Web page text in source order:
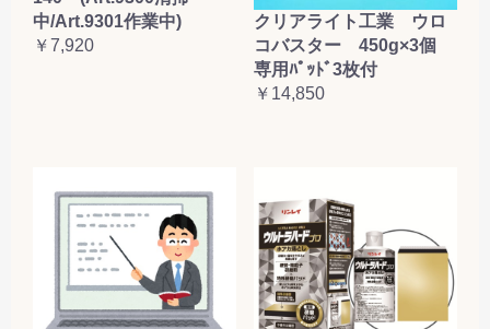
中/Art.9301作業中)
￥7,920
クリアライト工業 ウロ
コバスター 450g×3個
専用ﾊﾟｯﾄﾞ3枚付
￥14,850